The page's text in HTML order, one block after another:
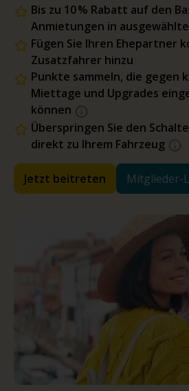
Bis zu 10 % Rabatt auf den
Anmietungen in
Fügen Sie Ihren Ehepartner
Zusatzfahrer hinzu
Punkte sammeln, die gegen
Miettage und Upgrades
können
Überspringen Sie den
direkt zu Ihrem Fahrzeug
Jetzt beitreten Mitglieder-